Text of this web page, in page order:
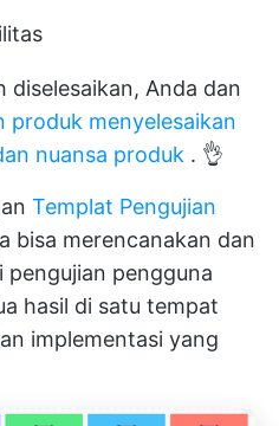
diselesaikan, Anda dan
produk menyelesaikan
nuansa produk . 👌
Templat Pengujian
bisa merencanakan dan
pengujian pengguna
hasil di satu tempat
implementasi yang